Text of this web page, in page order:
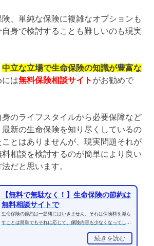
、単純な保険に複雑なオプションも
身で検討することも難しいのも現実
中立な立場で生命保険の知識が豊富な
には無料保険相談サイト がお勧めで
身のライフスタイルから必要保障など
新の生命保険を知り尽くしているの
とはありませんが、現実問題それが
相談を検討するのが簡単により良い
だと思います。
【無料で無駄なく！】生命保険の節約は
無料相談サイトで
生命保険の節約は一筋縄にはいきません。それは保険料を減ら
すことは簡単でもそれに応じて、保険内容も少なくなってしま
続きを読む